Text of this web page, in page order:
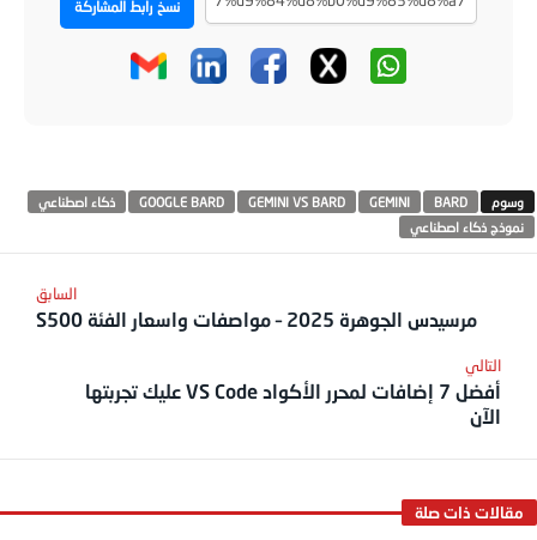
نسخ رابط المشاركة
BARD
GEMINI
GEMINI VS BARD
GOOGLE BARD
ذكاء اصطناعي
نموذج ذكاء اصطناعي
مرسيدس الجوهرة 2025 – مواصفات واسعار الفئة S500
أفضل 7 إضافات لمحرر الأكواد VS Code عليك تجربتها
الآن